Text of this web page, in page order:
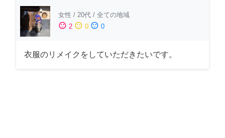
女性 / 20代 / 全ての地域
sentiment_satisfied 2 sentiment_neutral 0 sentiment_dissatisfied 0
衣服のリメイクをしていただきたいです。